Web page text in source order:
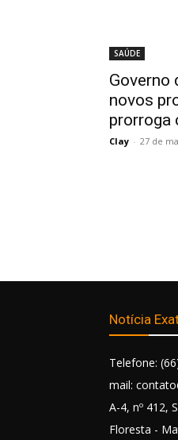
SAÚDE
Governo
novos
prorroga
Clay - 27 de
Notícia
Telefone:
mail:
A-4, nº 412,
Floresta -